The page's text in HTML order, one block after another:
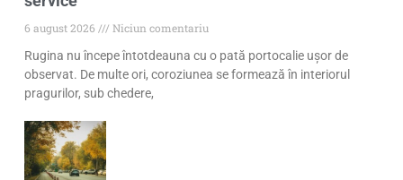
6 august 2026
Niciun comentariu
Rugina nu începe întotdeauna cu o pată portocalie ușor de
observat. De multe ori, coroziunea se formează în interiorul
pragurilor, sub chedere,